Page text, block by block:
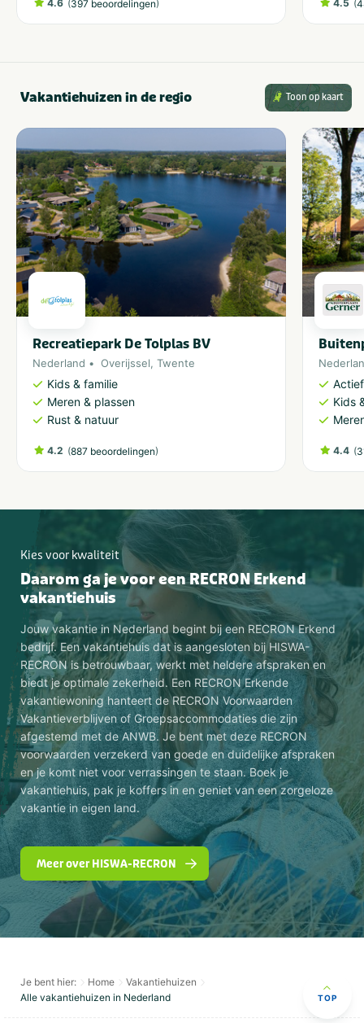
4.6 (397 beoordelingen) 4.5 (
Vakantiehuizen in de regio Toon op kaart
Recreatiepark De Tolplas BV
Nederland Overijssel, Twente
Kids & familie
Meren & plassen
Rust & natuur
4.2 (887 beoordelingen)
Kids
4.4 (
Kies voor kwaliteit
Daarom ga je voor een RECRON Erkend
vakantiehuis
Jouw vakantie in Nederland begint bij een RECRON Erkend
bedrijf. Een vakantiehuis dat is aangesloten bij HISWA-
RECRON is betrouwbaar, werkt met heldere afspraken en
biedt je optimale zekerheid. Een RECRON Erkende
vakantiewoning hanteert de RECRON Voorwaarden
Vakantieverblijven of Groepsaccommodaties die zijn
afgestemd met de ANWB. Je bent met deze RECRON
voorwaarden verzekerd van goede en duidelijke afspraken
en je komt niet voor verrassingen te staan. Boek je
vakantiehuis, pak je koffers in en geniet van een zorgeloze
vakantie in eigen land.
Meer over HISWA-RECRON
Je bent hier: Home
Vakantiehuizen
Alle vakantiehuizen in Nederland
TOP